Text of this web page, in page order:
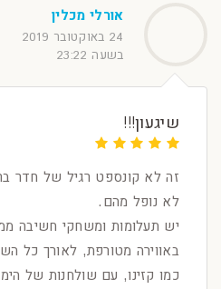
אורלי מכלין
24 באוקטובר 2019
בשעה 23:22
שיגעון!!!
זה לא קונספט רגיל של חדר
לא נופל מהם.
יש תעלומות ומשחקי חשיבה
באווירה מטורפת, לאורך כל
כמו קזינו, עם שולחנות של